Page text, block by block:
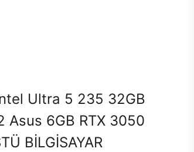
Ultra 5 235 32GB
Asus 6GB RTX 3050
BİLGİSAYAR